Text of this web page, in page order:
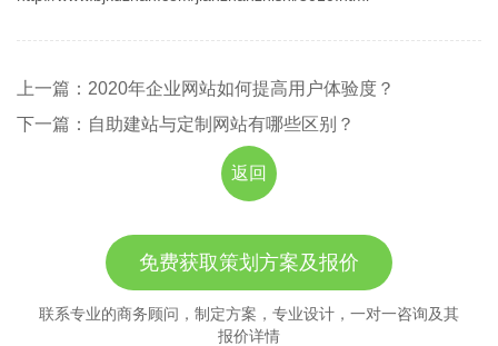
上一篇：2020年企业网站如何提高用户体验度？
下一篇：自助建站与定制网站有哪些区别？
返回
免费获取策划方案及报价
联系专业的商务顾问，制定方案，专业设计，一对一咨询及其
报价详情